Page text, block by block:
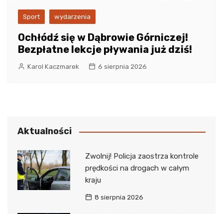
Sport wydarzenia
Ochłódź się w Dąbrowie Górniczej!
Bezpłatne lekcje pływania już dziś!
Karol Kaczmarek 6 sierpnia 2026
Aktualności
Zwolnij! Policja zaostrza kontrole
prędkości na drogach w całym
kraju
8 sierpnia 2026